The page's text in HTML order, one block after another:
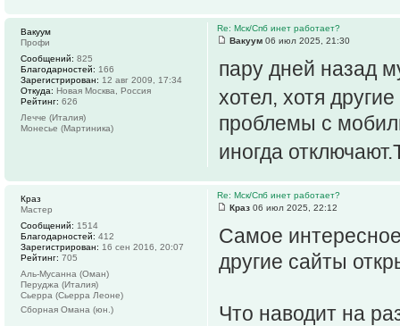
Re: Мск/Спб инет работает?
Вакуум 06 июл 2025, 21:30
пару дней назад
хотел, хотя
проблемы с
иногда
Вакуум
Профи
Сообщений: 825
Благодарностей: 166
Зарегистрирован: 12 авг 2009, 17:34
Откуда: Новая Москва, Россия
Рейтинг: 626
Лечче (Италия)
Монесье (Мартиника)
Re: Мск/Спб инет работает?
Краз 06 июл 2025, 22:12
Самое
другие сайты
Что наводит на
Краз
Мастер
Сообщений: 1514
Благодарностей: 412
Зарегистрирован: 16 сен 2016, 20:07
Рейтинг: 705
Аль-Мусанна (Оман)
Перуджа (Италия)
Сьерра (Сьерра Леоне)
Сборная Омана (юн.)